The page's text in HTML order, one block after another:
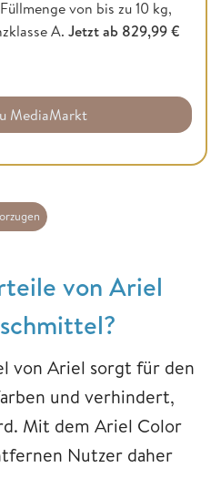
von bis zu 10 kg,
A. Jetzt ab 829,99 €
MediaMarkt
von Ariel
von Ariel sorgt für den
und verhindert,
Mit dem Ariel Color
Nutzer daher